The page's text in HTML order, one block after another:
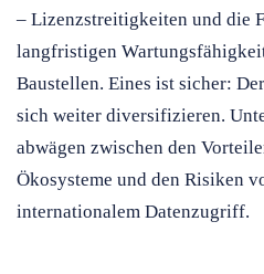
– Lizenzstreitigkeiten und die
langfristigen
Baustellen. Eines ist sicher:
sich weiter diversifizieren.
abwägen zwischen den
Ökosysteme und den Risiken
internationalem Datenzugriff.